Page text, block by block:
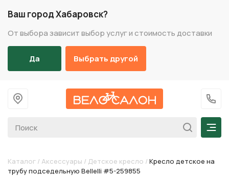
Ваш город Хабаровск?
От выбора зависит выбор услуг и стоимость доставки
Да Выбрать другой
На главную
+7
Каталог / Аксессуары / Детское кресло / Кресло детское на
трубу подседельную Bellelli #5-259855